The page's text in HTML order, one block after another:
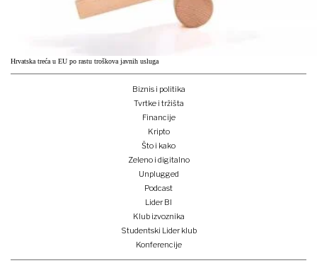
Hrvatska treća u EU po rastu troškova javnih usluga
Biznis i politika
Tvrtke i tržišta
Financije
Kripto
Što i kako
Zeleno i digitalno
Unplugged
Podcast
Lider BI
Klub izvoznika
Studentski Lider klub
Konferencije